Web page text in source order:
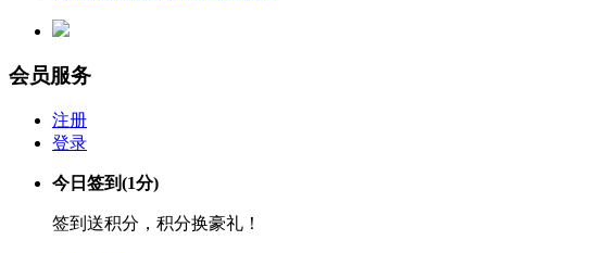
会员服务
注册
登录
今日签到(1分)
签到送积分，积分换豪礼！